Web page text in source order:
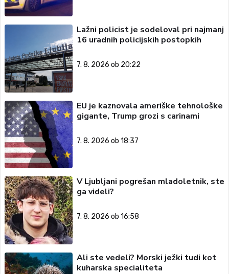
Lažni policist je sodeloval pri najmanj
16 uradnih policijskih postopkih
7. 8. 2026 ob 20:22
EU je kaznovala ameriške tehnološke
gigante, Trump grozi s carinami
7. 8. 2026 ob 18:37
V Ljubljani pogrešan mladoletnik, ste
ga videli?
7. 8. 2026 ob 16:58
Ali ste vedeli? Morski ježki tudi kot
kuharska specialiteta